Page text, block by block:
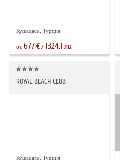
Кушадасъ, Турция
от: 677€/ 1324.1 лв.
ROYAL BEACH CLUB
Кушадасъ, Турция